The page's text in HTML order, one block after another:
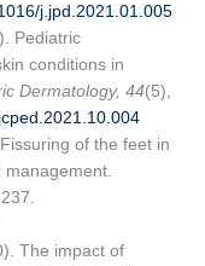
j.jpd.2021.01.005
Pediatric
conditions in
Dermatology, 44(5),
of the feet in
management.
The impact of